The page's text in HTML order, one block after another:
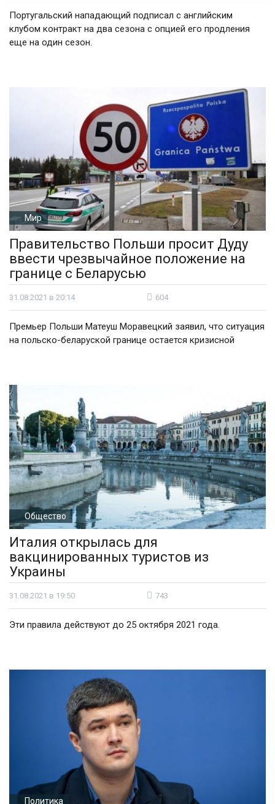
Португальский нападающий подписал с английским
клубом контракт на два сезона с опцией его продления
еще на один сезон.
Мир
Правительство Польши просит Дуду
ввести чрезвычайное положение на
границе с Беларусью
31.08.2021 в 20:14 604
Премьер Польши Матеуш Моравецкий заявил, что ситуация
на польско-беларуской границе остается кризисной
Общество
Италия открылась для
вакцинированных туристов из
Украины
31.08.2021 в 19:50 743
Эти правила действуют до 25 октября 2021 года.
Политика